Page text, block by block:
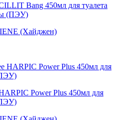
Bang 450мл для туалета
(ПЭУ)
(Хайджен)
Power Plus 450мл для